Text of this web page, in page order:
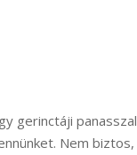
gerinctáji panasszal
Nem biztos,